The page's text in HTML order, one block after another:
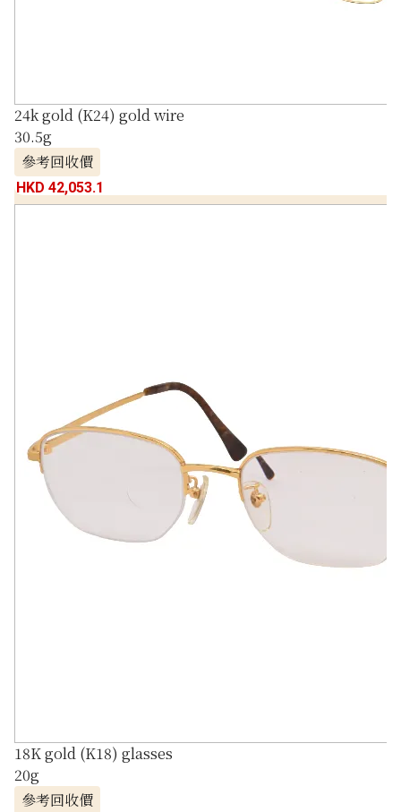
24k gold (K24) gold wire
30.5g
參考回收價
HKD 42,053.1
18K gold (K18) glasses
20g
參考回收價